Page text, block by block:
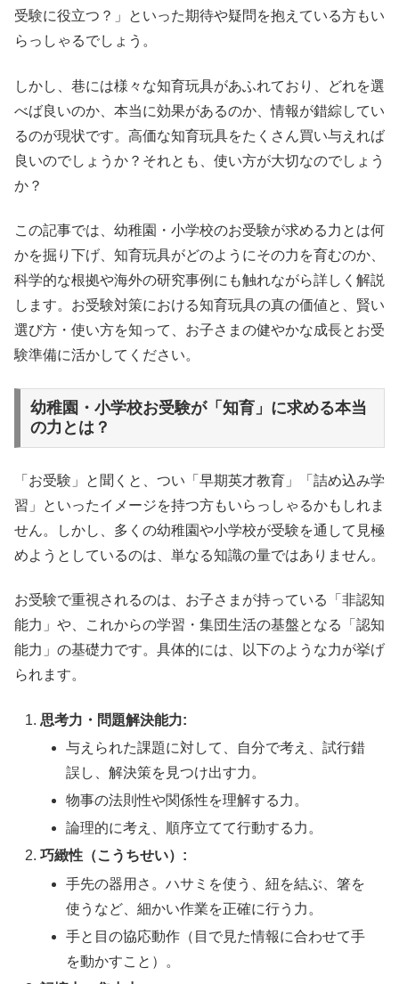
受験に役立つ？」といった期待や疑問を抱えている方もい
らっしゃるでしょう。
しかし、巷には様々な知育玩具があふれており、どれを選
べば良いのか、本当に効果があるのか、情報が錯綜してい
るのが現状です。高価な知育玩具をたくさん買い与えれば
良いのでしょうか？それとも、使い方が大切なのでしょう
か？
この記事では、幼稚園・小学校のお受験が求める力とは何
かを掘り下げ、知育玩具がどのようにその力を育むのか、
科学的な根拠や海外の研究事例にも触れながら詳しく解説
します。お受験対策における知育玩具の真の価値と、賢い
選び方・使い方を知って、お子さまの健やかな成長とお受
験準備に活かしてください。
幼稚園・小学校お受験が「知育」に求める本当
の力とは？
「お受験」と聞くと、つい「早期英才教育」「詰め込み学
習」といったイメージを持つ方もいらっしゃるかもしれま
せん。しかし、多くの幼稚園や小学校が受験を通して見極
めようとしているのは、単なる知識の量ではありません。
お受験で重視されるのは、お子さまが持っている「非認知
能力」や、これからの学習・集団生活の基盤となる「認知
能力」の基礎力です。具体的には、以下のような力が挙げ
られます。
思考力・問題解決能力:
与えられた課題に対して、自分で考え、試行錯
誤し、解決策を見つけ出す力。
物事の法則性や関係性を理解する力。
論理的に考え、順序立てて行動する力。
巧緻性（こうちせい）:
手先の器用さ。ハサミを使う、紐を結ぶ、箸を
使うなど、細かい作業を正確に行う力。
手と目の協応動作（目で見た情報に合わせて手
を動かすこと）。